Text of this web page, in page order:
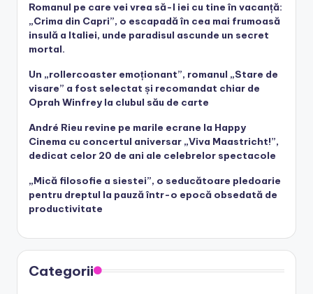
Romanul pe care vei vrea să-l iei cu tine în vacanță:
„Crima din Capri”, o escapadă în cea mai frumoasă
insulă a Italiei, unde paradisul ascunde un secret
mortal.
Un „rollercoaster emoționant”, romanul „Stare de
visare” a fost selectat și recomandat chiar de
Oprah Winfrey la clubul său de carte
André Rieu revine pe marile ecrane la Happy
Cinema cu concertul aniversar „Viva Maastricht!”,
dedicat celor 20 de ani ale celebrelor spectacole
„Mică filosofie a siestei”, o seducătoare pledoarie
pentru dreptul la pauză într-o epocă obsedată de
productivitate
Categorii